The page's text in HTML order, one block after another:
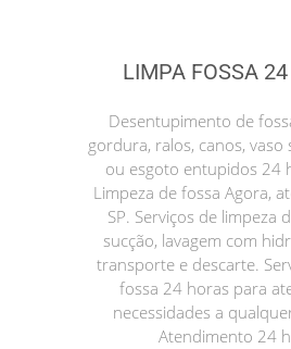
LIMPA FOSSA
Desentupimento de
gordura, ralos, canos, vaso
ou esgoto entupidos 24
Limpeza de fossa Agora,
SP. Serviços de limpeza
sucção, lavagem com
transporte e descarte.
fossa 24 horas para
necessidades a
Atendimento 24